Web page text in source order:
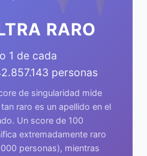
RARO
1 de cada
personas
de singularidad mide
raro es un apellido en el
Un score de 100
extremadamente raro
personas), mientras